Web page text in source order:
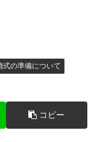
式の準備について
コピー